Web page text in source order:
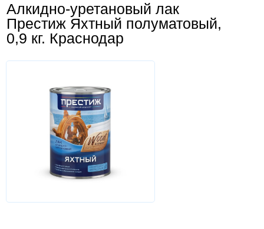
Алкидно-уретановый лак
Престиж Яхтный полуматовый,
0,9 кг. Краснодар